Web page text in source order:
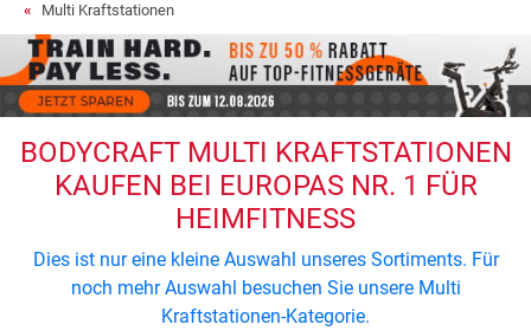
Multi Kraftstationen
BODYCRAFT MULTI KRAFTSTATIONEN
KAUFEN BEI EUROPAS NR. 1 FÜR
HEIMFITNESS
Dies ist nur eine kleine Auswahl unseres Sortiments. Für
noch mehr Auswahl besuchen Sie unsere Multi
Kraftstationen-Kategorie.